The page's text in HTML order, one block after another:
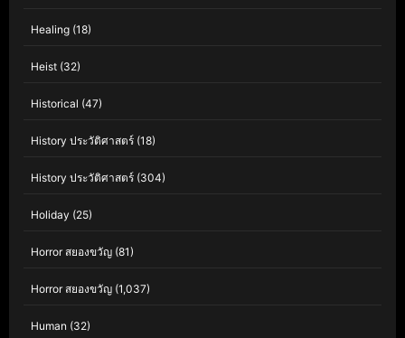
Healing (18)
Heist (32)
Historical (47)
History ประวัติศาสตร์ (18)
History ประวัติศาสตร์ (304)
Holiday (25)
Horror สยองขวัญ (81)
Horror สยองขวัญ (1,037)
Human (32)